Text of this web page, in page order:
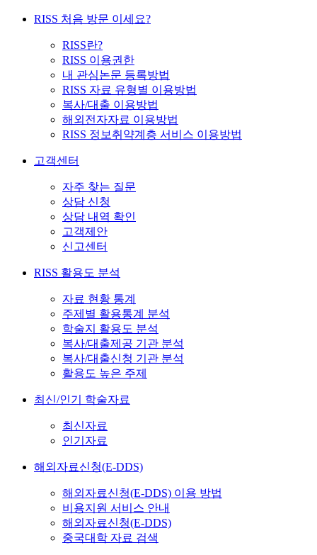
RISS 처음 방문 이세요?
RISS란?
RISS 이용권한
내 관심논문 등록방법
RISS 자료 유형별 이용방법
복사/대출 이용방법
해외전자자료 이용방법
RISS 정보취약계층 서비스 이용방법
고객센터
자주 찾는 질문
상담 신청
상담 내역 확인
고객제안
신고센터
RISS 활용도 분석
자료 현황 통계
주제별 활용통계 분석
학술지 활용도 분석
복사/대출제공 기관 분석
복사/대출신청 기관 분석
활용도 높은 주제
최신/인기 학술자료
최신자료
인기자료
해외자료신청(E-DDS)
해외자료신청(E-DDS) 이용 방법
비용지원 서비스 안내
해외자료신청(E-DDS)
중국대학 자료 검색